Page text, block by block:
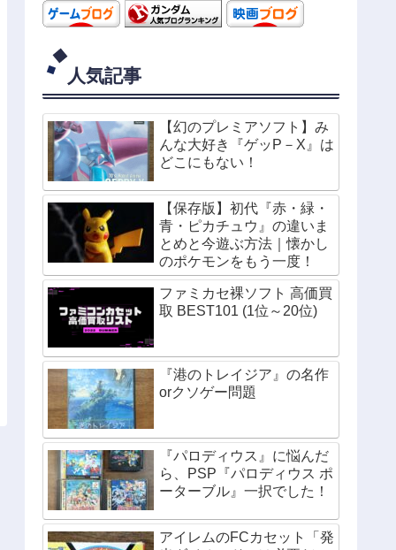
人気記事
【幻のプレミアソフト】み
んな大好き『ゲッP－X』は
どこにもない！
【保存版】初代『赤・緑・
青・ピカチュウ』の違いま
とめと今遊ぶ方法｜懐かし
のポケモンをもう一度！
ファミカセ裸ソフト 高価買
取 BEST101 (1位～20位)
『港のトレイジア』の名作
orクソゲー問題
『パロディウス』に悩んだ
ら、PSP『パロディウス ポ
ーターブル』一択でした！
アイレムのFCカセット「発